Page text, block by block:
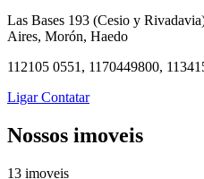
Las Bases 193 (Cesio y
Aires, Morón, Haedo
112105 0551, 1170449800,
LigarContatar
Nossos imoveis
13 imoveis